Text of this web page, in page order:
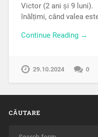
Victor (2 ani și 9 luni).
înălțimi, când valea
Continue Reading →
29.10.2024 0
CĂUTARE